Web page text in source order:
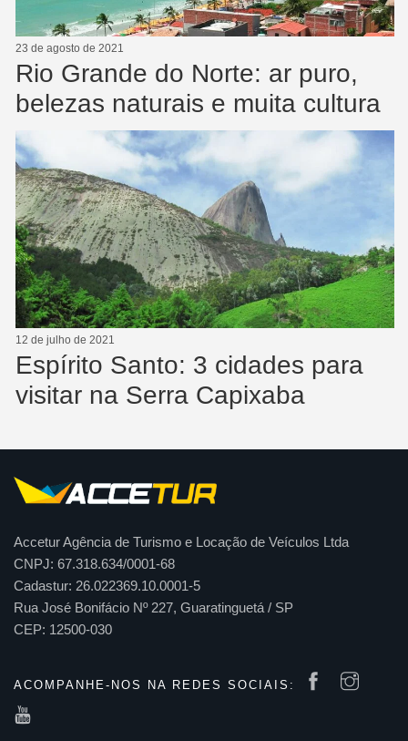
23 de agosto de 2021
Rio Grande do Norte: ar puro,
belezas naturais e muita cultura
12 de julho de 2021
Espírito Santo: 3 cidades para
visitar na Serra Capixaba
Accetur Agência de Turismo e Locação de Veículos Ltda
CNPJ: 67.318.634/0001-68
Cadastur: 26.022369.10.0001-5
Rua José Bonifácio Nº 227, Guaratinguetá / SP
CEP: 12500-030
ACOMPANHE-NOS NA REDES SOCIAIS: